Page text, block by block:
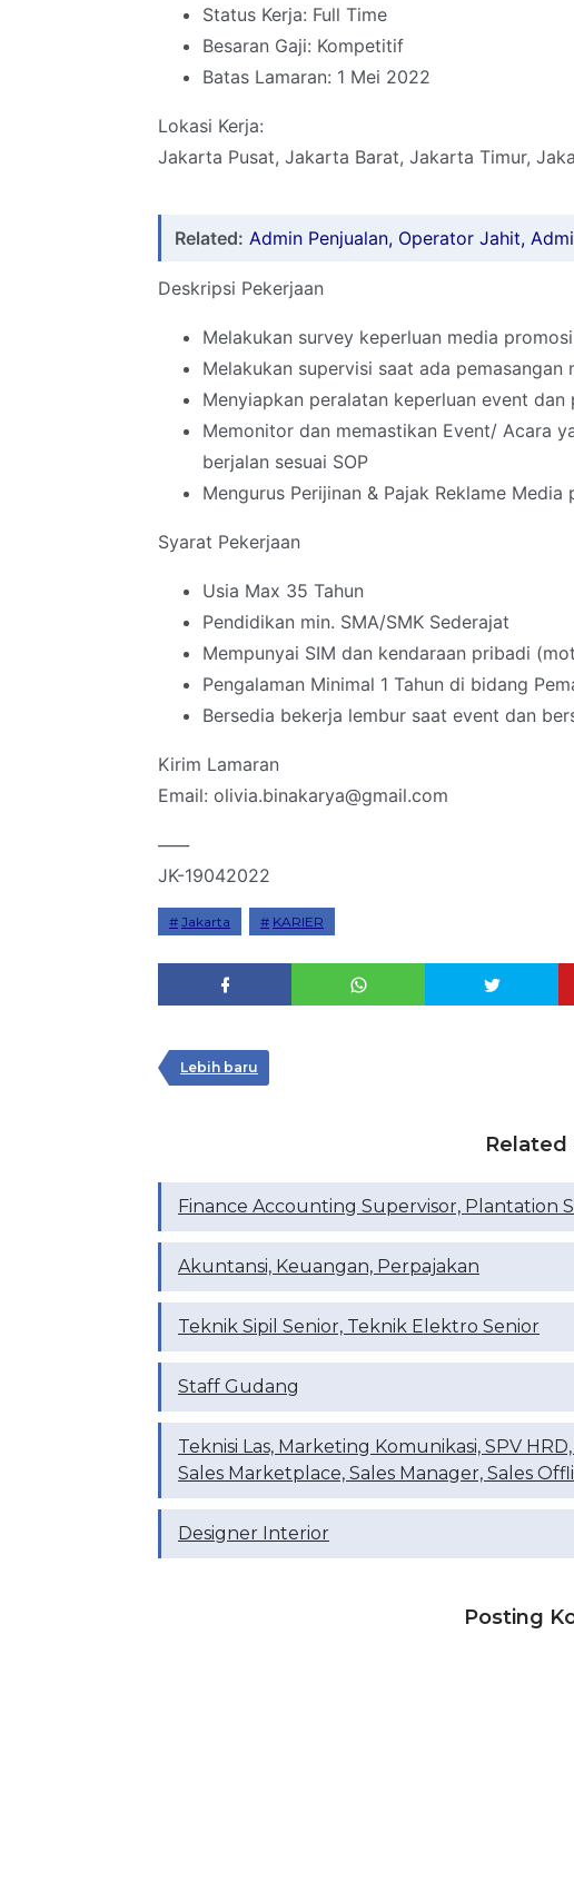
Status Kerja: Full Time
Besaran Gaji: Kompetitif
Batas Lamaran: 1 Mei 2022
Lokasi Kerja:
Jakarta Pusat, Jakarta Barat, Jakarta Timur,
Related: Admin Penjualan, Operator Jahit,
Deskripsi Pekerjaan
Melakukan survey keperluan media
Melakukan supervisi saat ada pemasangan
Menyiapkan peralatan keperluan event dan
Memonitor dan memastikan Event/ Acara
berjalan sesuai SOP
Mengurus Perijinan & Pajak Reklame Media
Syarat Pekerjaan
Usia Max 35 Tahun
Pendidikan min. SMA/SMK Sederajat
Mempunyai SIM dan kendaraan pribadi
Pengalaman Minimal 1 Tahun di bidang
Bersedia bekerja lembur saat event dan
Kirim Lamaran
Email: olivia.binakarya@gmail.com
JK-19042022
Jakarta KARIER
Lebih baru
Related
Finance Accounting Supervisor, Plantation
Akuntansi, Keuangan, Perpajakan
Teknik Sipil Senior, Teknik Elektro Senior
Staff Gudang
Teknisi Las, Marketing Komunikasi, SPV
Sales Marketplace, Sales Manager, Sales
Designer Interior
Posting